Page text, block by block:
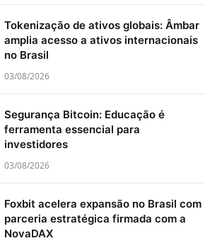
Tokenização de ativos globais: Âmbar
amplia acesso a ativos internacionais
no Brasil
03/08/2026
Segurança Bitcoin: Educação é
ferramenta essencial para
investidores
03/08/2026
Foxbit acelera expansão no Brasil com
parceria estratégica firmada com a
NovaDAX